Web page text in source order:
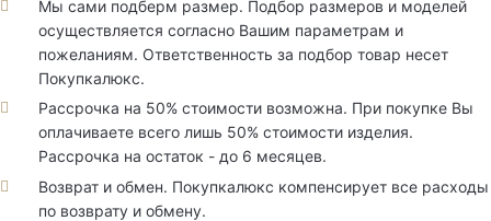
Мы сами подберм размер. Подбор размеров и моделей
осуществляется согласно Вашим параметрам и
пожеланиям. Ответственность за подбор товар несет
Покупкалюкс.
Рассрочка на 50% стоимости возможна. При покупке Вы
оплачиваете всего лишь 50% стоимости изделия.
Рассрочка на остаток - до 6 месяцев.
Возврат и обмен. Покупкалюкс компенсирует все расходы
по возврату и обмену.